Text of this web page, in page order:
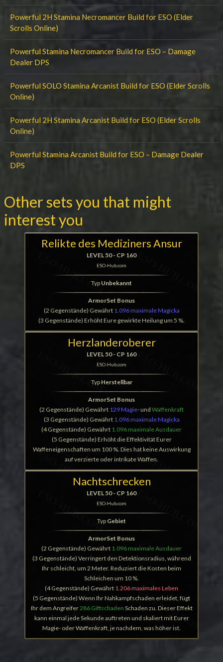
Powerful 2H Stamina Necromancer Build for ESO (Elder
Scrolls Online)
Powerful Stamina Necromancer Build for ESO – Damage
Dealer DPS
Powerful SOLO Stamina Arcanist Build for ESO (Elder Scrolls
Online)
Powerful 2H Stamina Arcanist Build for ESO (Elder Scrolls
Online)
Powerful Stamina Arcanist Build for ESO – Damage Dealer
DPS
Other sets you that might
interest you
Relikte des Mediziners Ansur
LEVEL 50 - CP 160
ESO-Hub.com
Typ Unbekannt
ArmorSet Bonus
(2 Gegenstände) Gewährt 1.096 maximale Magicka
(3 Gegenstände) Erhöht Eure gewirkte Heilung um 5 %.
Herzlanderoberer
LEVEL 50 - CP 160
ESO-Hub.com
Typ Herstellbar
ArmorSet Bonus
(2 Gegenstände) Gewährt 129 Magie- und Waffenkraft
(3 Gegenstände) Gewährt 1.096 maximale Magicka
(4 Gegenstände) Gewährt 1.096 maximale Ausdauer
(5 Gegenstände) Erhöht die Effektivität Eurer
Waffeneigenschaften um 100 %. Dies hat keine Auswirkung
auf verzierte oder intrikate Waffen.
Nachtschrecken
LEVEL 50 - CP 160
ESO-Hub.com
Typ Gebiet
ArmorSet Bonus
(2 Gegenstände) Gewährt 1.096 maximale Ausdauer
(3 Gegenstände) Verringert den Detektionsradius, während
Ihr schleicht, um 2 Meter. Reduziert die Kosten beim
Schleichen um 10 %.
(4 Gegenstände) Gewährt 1.206 maximales Leben
(5 Gegenstände) Wenn Ihr Nahkampfschaden erleidet, fügt
Ihr dem Angreifer286 Giftschaden Schaden zu. Dieser Effekt
kann einmal jede Sekunde auftreten und skaliert mit Eurer
Magie- oder Waffenkraft, je nachdem, was höher ist.